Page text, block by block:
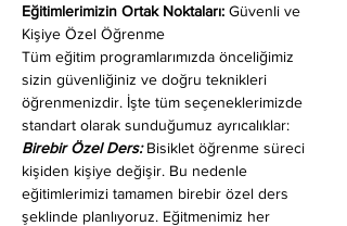
Eğitimlerimizin Ortak Noktaları: Güvenli ve
Kişiye Özel Öğrenme
Tüm eğitim programlarımızda önceliğimiz
sizin güvenliğiniz ve doğru teknikleri
öğrenmenizdir. İşte tüm seçeneklerimizde
standart olarak sunduğumuz ayrıcalıklar:
Birebir Özel Ders: Bisiklet öğrenme süreci
kişiden kişiye değişir. Bu nedenle
eğitimlerimizi tamamen birebir özel ders
şeklinde planlıyoruz. Eğitmenimiz her